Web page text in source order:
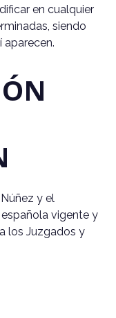
en cualquier
siendo
y el
vigente y
los Juzgados y